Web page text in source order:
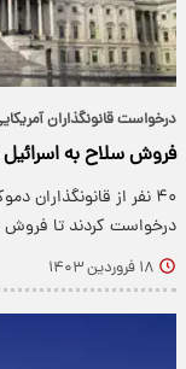
درخواست قانونگذاران
فروش سلاح به اسرائیل
۴۰ نفر از
درخواست کردند تا فروش
۱۸ فروردین ۱۴۰۳